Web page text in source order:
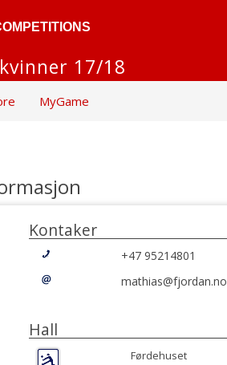
17/18
MyGame
Kontaker
+47 95214801
mathias@fjordan.no
Hall
Førdehuset